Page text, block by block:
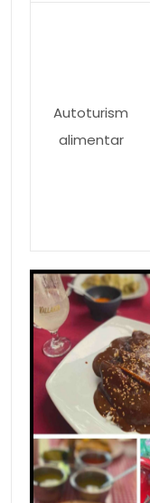
Autoturism
alimentar